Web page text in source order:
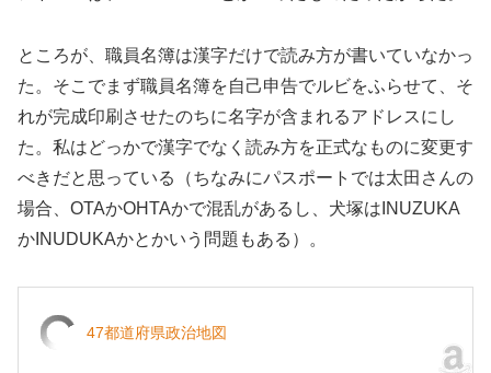
ところが、職員名簿は漢字だけで読み方が書いていなかっ
た。そこでまず職員名簿を自己申告でルビをふらせて、そ
れが完成印刷させたのちに名字が含まれるアドレスにし
た。私はどっかで漢字でなく読み方を正式なものに変更す
べきだと思っている（ちなみにパスポートでは太田さんの
場合、OTAかOHTAかで混乱があるし、犬塚はINUZUKA
かINUDUKAかとかいう問題もある）。
47都道府県政治地図